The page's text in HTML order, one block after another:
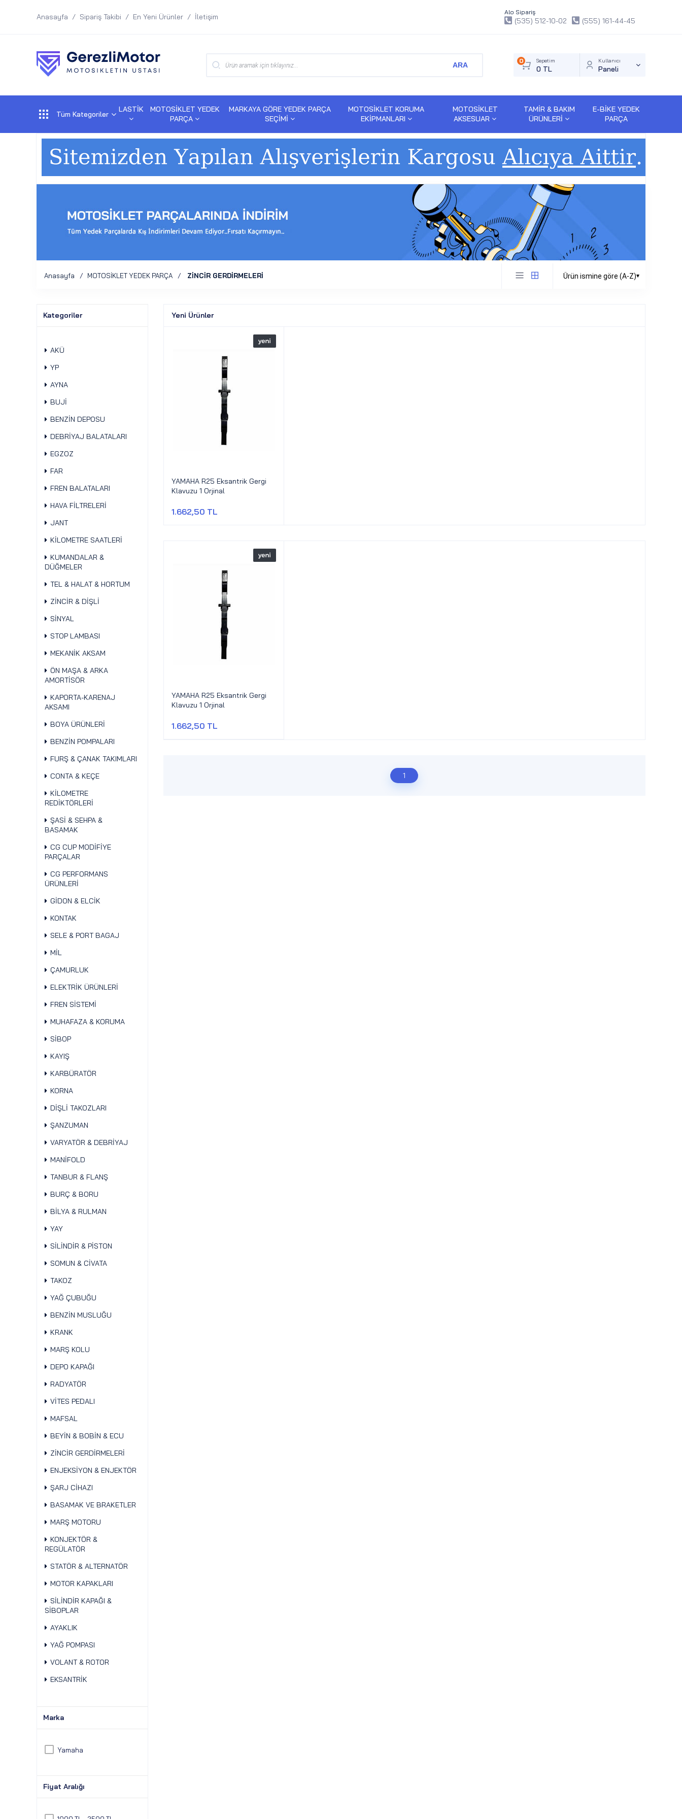
Anasayfa Sipariş Takibi En Yeni Ürünler İletişim
Alo Sipariş
(535) 512-10-02 (555) 161-44-45
ARA
Sepetim
0 TL
0 Kullanıcı
Paneli
Tüm Kategoriler
LASTİK
MOTOSİKLET YEDEK
PARÇA
MARKAYA GÖRE YEDEK PARÇA
SEÇİMİ
MOTOSİKLET KORUMA
EKİPMANLARI
MOTOSİKLET
AKSESUAR
TAMİR & BAKIM
ÜRÜNLERİ
E-BİKE YEDEK
PARÇA
Anasayfa MOTOSİKLET YEDEK PARÇA ZİNCİR GERDİRMELERİ
Kategoriler
AKÜ
YP
AYNA
BUJİ
BENZİN DEPOSU
DEBRİYAJ BALATALARI
EGZOZ
FAR
FREN BALATALARI
HAVA FİLTRELERİ
JANT
KİLOMETRE SAATLERİ
KUMANDALAR &
DÜĞMELER
TEL & HALAT & HORTUM
ZİNCİR & DİŞLİ
SİNYAL
STOP LAMBASI
MEKANİK AKSAM
ÖN MAŞA & ARKA
AMORTİSÖR
KAPORTA-KARENAJ
AKSAMI
BOYA ÜRÜNLERİ
BENZİN POMPALARI
FURŞ & ÇANAK TAKIMLARI
CONTA & KEÇE
KİLOMETRE
REDİKTÖRLERİ
ŞASİ & SEHPA &
BASAMAK
CG CUP MODİFİYE
PARÇALAR
CG PERFORMANS
ÜRÜNLERİ
GİDON & ELCİK
KONTAK
SELE & PORT BAGAJ
MİL
ÇAMURLUK
ELEKTRİK ÜRÜNLERİ
FREN SİSTEMİ
MUHAFAZA & KORUMA
SİBOP
KAYIŞ
KARBÜRATÖR
KORNA
DİŞLİ TAKOZLARI
ŞANZUMAN
VARYATÖR & DEBRİYAJ
MANİFOLD
TANBUR & FLANŞ
BURÇ & BORU
BİLYA & RULMAN
YAY
SİLİNDİR & PİSTON
SOMUN & CİVATA
TAKOZ
YAĞ ÇUBUĞU
BENZİN MUSLUĞU
KRANK
MARŞ KOLU
DEPO KAPAĞI
RADYATÖR
VİTES PEDALI
MAFSAL
BEYİN & BOBİN & ECU
ZİNCİR GERDİRMELERİ
ENJEKSİYON & ENJEKTÖR
ŞARJ CİHAZI
BASAMAK VE BRAKETLER
MARŞ MOTORU
KONJEKTÖR &
REGÜLATÖR
STATÖR & ALTERNATÖR
MOTOR KAPAKLARI
SİLİNDİR KAPAĞI &
SİBOPLAR
AYAKLIK
YAĞ POMPASI
VOLANT & ROTOR
EKSANTRİK
Marka
Yamaha
Fiyat Aralığı
Yeni Ürünler
YAMAHA R25 Eksantrik Gergi
Klavuzu 1 Orjinal
1.662,50 TL
YAMAHA R25 Eksantrik Gergi
Klavuzu 1 Orjinal
1.662,50 TL
1